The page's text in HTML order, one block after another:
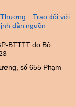
Trao đổi với
dẫn nguồn
BTTTT do Bộ
số 655 Phạm